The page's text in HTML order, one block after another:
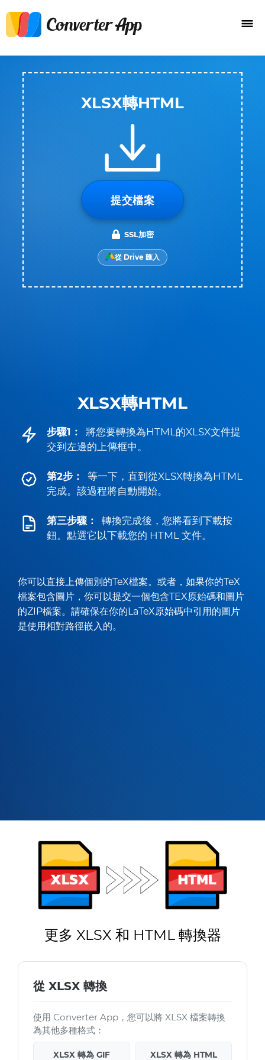
XLSX轉HTML
步驟1：
將您要轉換為HTML的XLSX文件提
交到左邊的上傳框中。
第2步：
等一下，直到從XLSX轉換為HTML
完成。該過程將自動開始。
第三步驟：
轉換完成後，您將看到下載按
鈕。點選它以下載您的 HTML 文件。
你可以直接上傳個別的TeX檔案。或者，如果你的TeX
檔案包含圖片，你可以提交一個包含TEX原始碼和圖片
的ZIP檔案。請確保在你的LaTeX原始碼中引用的圖片
是使用相對路徑嵌入的。
XLSX轉HTML
提交檔案
SSL加密
從 Drive 匯入
更多 XLSX 和 HTML 轉換器
從 XLSX 轉換
使用 Converter App，您可以將 XLSX 檔案轉換
為其他多種格式：
XLSX 轉為 GIF XLSX 轉為 HTML